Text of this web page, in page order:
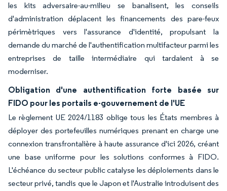
les kits adversaire-au-milieu se banalisent, les conseils
d'administration déplacent les financements des pare-feux
périmètriques vers l'assurance d'identité, propulsant la
demande du marché de l'authentification multifacteur parmi les
entreprises de taille intermédiaire qui tardaient à se
moderniser.
Obligation d'une authentification forte basée sur
FIDO pour les portails e-gouvernement de l'UE
Le règlement UE 2024/1183 oblige tous les États membres à
déployer des portefeuilles numériques prenant en charge une
connexion transfrontalière à haute assurance d'ici 2026, créant
une base uniforme pour les solutions conformes à FIDO.
L'échéance du secteur public catalyse les déploiements dans le
secteur privé, tandis que le Japon et l'Australie introduisent des